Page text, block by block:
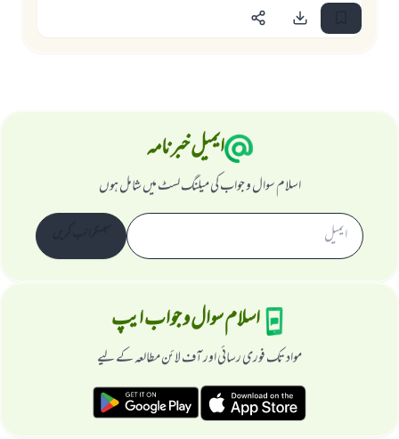
ایمیل خبرنامہ
اسلام سوال و جواب کی میلنگ لسٹ میں شامل ہوں
اسلام سوال و جواب ایپ
مواد تک فوری رسائی اور آف لائن مطالعہ کے لیے